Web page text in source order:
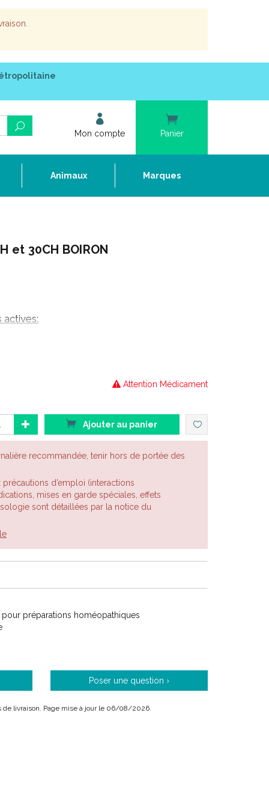
Mon compte Panier
Animaux Marques
et 30CH BOIRON
actives:
homéopathique utilisé en cardiologie et en
des accidents vasculaires ischémiques, en cas
bouffées de chaleur chez les femmes
ci-dessous . Les choix possibles sont :
Attention Médicament
Ajouter au panier
recommandée, tenir hors de portée des
précautions d’emploi (interactions
mises en garde spéciales, effets
sont détaillées par la notice du
préparations homéopathiques
Poser une question ›
de livraison. Page mise à jour le 06/08/2026.